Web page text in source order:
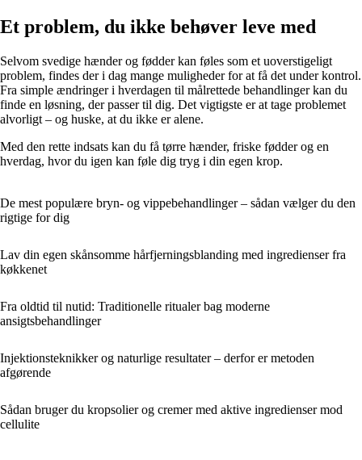
Et problem, du ikke behøver leve med
Selvom svedige hænder og fødder kan føles som et uoverstigeligt
problem, findes der i dag mange muligheder for at få det under kontrol.
Fra simple ændringer i hverdagen til målrettede behandlinger kan du
finde en løsning, der passer til dig. Det vigtigste er at tage problemet
alvorligt – og huske, at du ikke er alene.
Med den rette indsats kan du få tørre hænder, friske fødder og en
hverdag, hvor du igen kan føle dig tryg i din egen krop.
De mest populære bryn- og vippebehandlinger – sådan vælger du den
rigtige for dig
Lav din egen skånsomme hårfjerningsblanding med ingredienser fra
køkkenet
Fra oldtid til nutid: Traditionelle ritualer bag moderne
ansigtsbehandlinger
Injektionsteknikker og naturlige resultater – derfor er metoden
afgørende
Sådan bruger du kropsolier og cremer med aktive ingredienser mod
cellulite